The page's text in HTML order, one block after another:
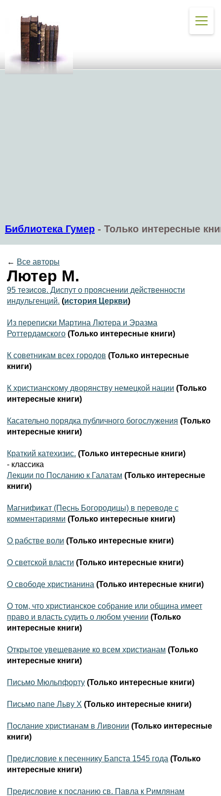
Библиотека Гумер - Только интересные
← Все авторы
Лютер М.
95 тезисов. Диспут о прояснении действенности
индульгенций. (история Церкви)
Из переписки Мартина Лютера и Эразма
Роттердамского (Только интересные книги)
К советникам всех городов (Только интересные
книги)
К христианскому дворянству немецкой нации (Только
интересные книги)
Касательно порядка публичного богослужения (Только
интересные книги)
Краткий катехизис. (Только интересные книги)
- классика
Лекции по Посланию к Галатам (Только интересные
книги)
Магнификат (Песнь Богородицы) в переводе с
комментариями (Только интересные книги)
О рабстве воли (Только интересные книги)
О светской власти (Только интересные книги)
О свободе христианина (Только интересные книги)
О том, что христианское собрание или община имеет
право и власть судить о любом учении (Только
интересные книги)
Открытое увещевание ко всем христианам (Только
интересные книги)
Письмо Мюльпфорту (Только интересные книги)
Письмо папе Льву Х (Только интересные книги)
Послание христианам в Ливонии (Только интересные
книги)
Предисловие к песеннику Бапста 1545 года (Только
интересные книги)
Предисловие к посланию св. Павла к Римлянам